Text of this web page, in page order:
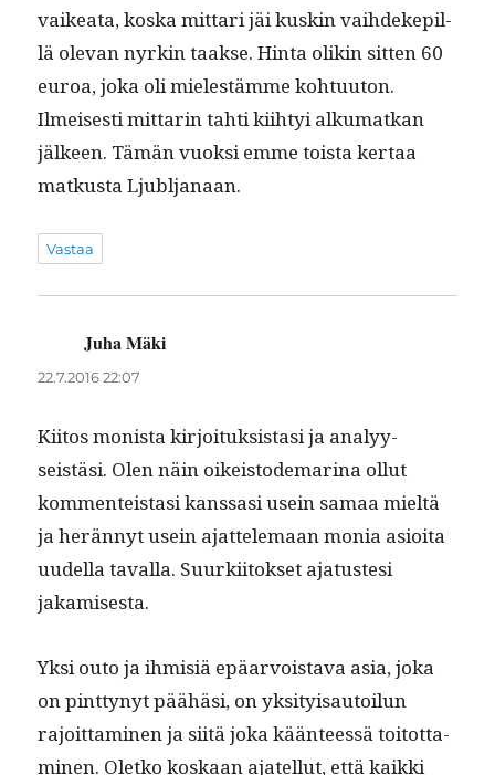
vaikea­ta, kos­ka mit­tari jäi kuskin vai­hdekepil­
lä ole­van nyrkin taakse. Hin­ta olikin sit­ten 60
euroa, joka oli mielestämme kohtu­u­ton.
Ilmeis­es­ti mit­tarin tahti kiihtyi alku­matkan
jäl­keen. Tämän vuok­si emme toista ker­taa
matkus­ta Ljubljanaan.
Vastaa
Juha Mäki
22.7.2016 22:07
Kiitos monista kir­joituk­sis­tasi ja ana­lyy­
seistäsi. Olen näin oikeis­tode­ma­ri­na ollut
kom­menteis­tasi kanssasi usein samaa mieltä
ja herän­nyt usein ajat­tele­maan monia asioi­ta
uudel­la taval­la. Suurki­itok­set aja­tuste­si
jakamisesta.
Yksi outo ja ihmisiä epäar­vois­ta­va asia, joka
on pint­tynyt päähäsi, on yksi­ty­isautoilun
rajoit­ta­mi­nen ja siitä joka kään­teessä toitot­ta­
mi­nen. Oletko koskaan ajatel­lut, että kaik­ki